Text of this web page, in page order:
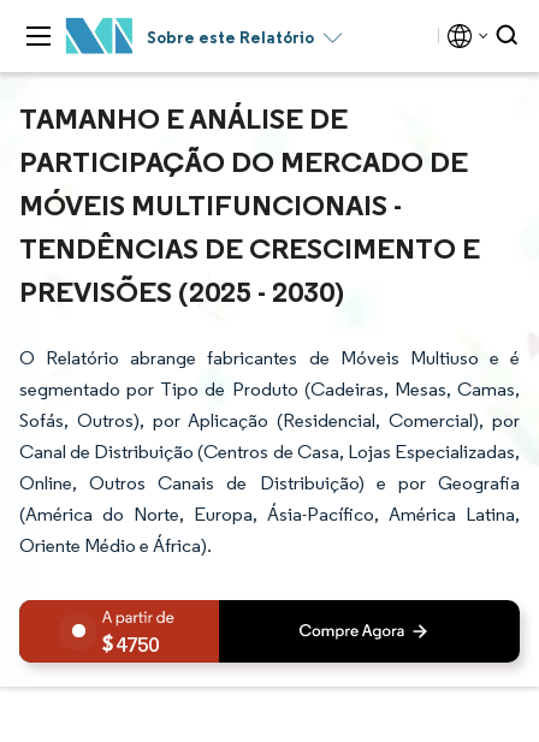
Sobre este Relatório
TAMANHO E ANÁLISE DE
PARTICIPAÇÃO DO MERCADO DE
MÓVEIS MULTIFUNCIONAIS -
TENDÊNCIAS DE CRESCIMENTO E
PREVISÕES (2025 - 2030)
O Relatório abrange fabricantes de Móveis Multiuso e é
segmentado por Tipo de Produto (Cadeiras, Mesas, Camas,
Sofás, Outros), por Aplicação (Residencial, Comercial), por
Canal de Distribuição (Centros de Casa, Lojas Especializadas,
Online, Outros Canais de Distribuição) e por Geografia
(América do Norte, Europa, Ásia-Pacífico, América Latina,
Oriente Médio e África).
4750